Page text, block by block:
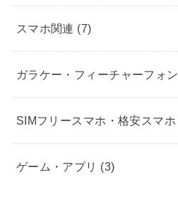
スマホ関連 (7)
ガラケー・フィーチャーフォン
SIMフリースマホ・格安スマホ
ゲーム・アプリ (3)